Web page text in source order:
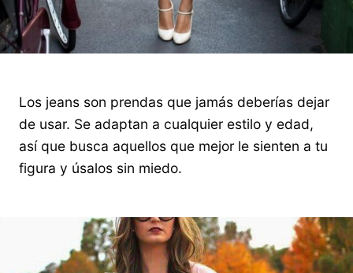
Los jeans son prendas que jamás deberías dejar
de usar. Se adaptan a cualquier estilo y edad,
así que busca aquellos que mejor le sienten a tu
figura y úsalos sin miedo.